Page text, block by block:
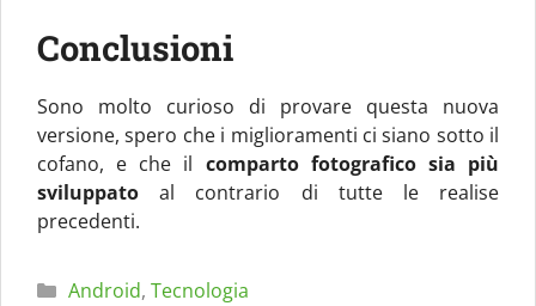
Conclusioni
Sono molto curioso di provare questa nuova
versione, spero che i miglioramenti ci siano sotto il
cofano, e che il comparto fotografico sia più
sviluppato al contrario di tutte le realise
precedenti.
Categorie
Android, Tecnologia